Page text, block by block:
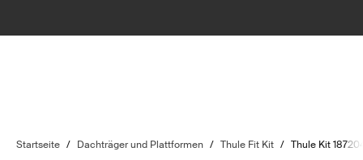
Startseite / Dachträger und Plattformen / Thule Fit Kit / Thule Kit